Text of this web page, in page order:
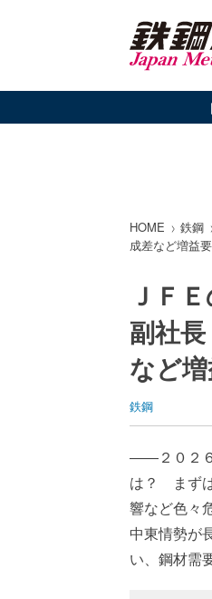
HOME 鉄鋼
成差など増益
ＪＦ
副社
など
鉄鋼
――２０２６
は？ まず
響など色々
中東情勢が
い、鋼材需